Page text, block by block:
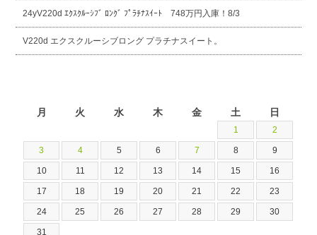
24yV220d ｴｸｽｸﾙｰｼﾌﾞ ﾛﾝｸﾞ ﾌﾟﾗﾁﾅｽｲｰﾄ 748万円入庫！8/3
V220d エクスクルーシブロング プラチナスイート。
月 火 水 木 金 土 日
1 2
3 4 5 6 7 8 9
10 11 12 13 14 15 16
17 18 19 20 21 22 23
24 25 26 27 28 29 30
31